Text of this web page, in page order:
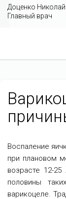
Доценко
Главный врач
Воспаление
при плановом
возрасте 12-
половины
варикоцеле.